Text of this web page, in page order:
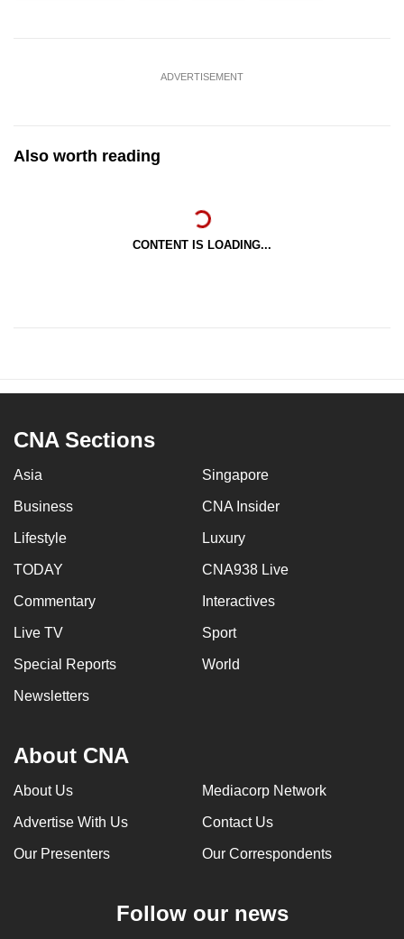
ADVERTISEMENT
Also worth reading
CONTENT IS LOADING...
CNA Sections
Asia Singapore
Business CNA Insider
Lifestyle Luxury
TODAY CNA938 Live
Commentary Interactives
Live TV Sport
Special Reports World
Newsletters
About CNA
About Us Mediacorp Network
Advertise With Us Contact Us
Our Presenters Our Correspondents
Follow our news